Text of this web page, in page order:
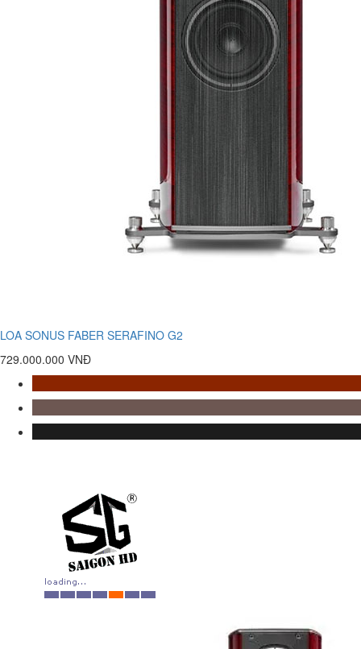
LOA SONUS FABER SERAFINO G2
729.000.000 VNĐ